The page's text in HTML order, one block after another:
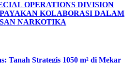
OPERATIONS DIVISION
KOLABORASI DALAM
NARKOTIKA
Tanah Strategis 1050 m² di Mekar